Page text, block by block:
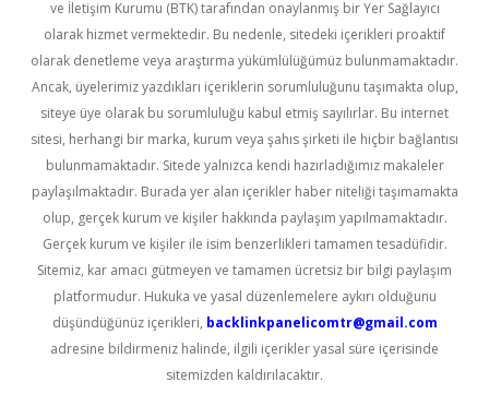
ve İletişim Kurumu (BTK) tarafından onaylanmış bir Yer Sağlayıcı
olarak hizmet vermektedir. Bu nedenle, sitedeki içerikleri proaktif
olarak denetleme veya araştırma yükümlülüğümüz bulunmamaktadır.
Ancak, üyelerimiz yazdıkları içeriklerin sorumluluğunu taşımakta olup,
siteye üye olarak bu sorumluluğu kabul etmiş sayılırlar. Bu internet
sitesi, herhangi bir marka, kurum veya şahıs şirketi ile hiçbir bağlantısı
bulunmamaktadır. Sitede yalnızca kendi hazırladığımız makaleler
paylaşılmaktadır. Burada yer alan içerikler haber niteliği taşımamakta
olup, gerçek kurum ve kişiler hakkında paylaşım yapılmamaktadır.
Gerçek kurum ve kişiler ile isim benzerlikleri tamamen tesadüfidir.
Sitemiz, kar amacı gütmeyen ve tamamen ücretsiz bir bilgi paylaşım
platformudur. Hukuka ve yasal düzenlemelere aykırı olduğunu
düşündüğünüz içerikleri, backlinkpanelicomtr@gmail.com
adresine bildirmeniz halinde, ilgili içerikler yasal süre içerisinde
sitemizden kaldırılacaktır.